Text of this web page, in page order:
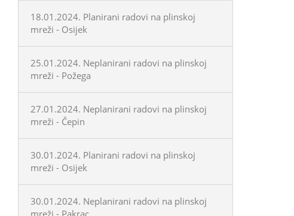
18.01.2024. Planirani radovi na plinskoj
mreži - Osijek
25.01.2024. Neplanirani radovi na plinskoj
mreži - Požega
27.01.2024. Neplanirani radovi na plinskoj
mreži - Čepin
30.01.2024. Planirani radovi na plinskoj
mreži - Osijek
30.01.2024. Neplanirani radovi na plinskoj
mreži - Pakrac